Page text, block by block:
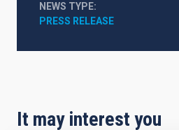
NEWS TYPE
PRESS RELEASE
It may interest you